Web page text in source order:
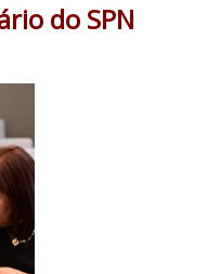
do SPN